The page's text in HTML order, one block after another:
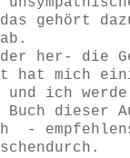
gehört
her- die
hat mich
und ich
Buch dieser
-